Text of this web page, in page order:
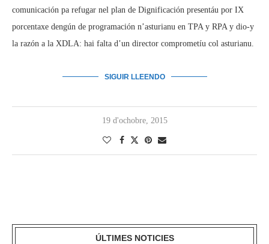
comunicación pa refugar nel plan de Dignificación presentáu por IX
porcentaxe dengún de programación n’asturianu en TPA y RPA y dio-y
la razón a la XDLA: hai falta d’un director comprometíu col asturianu.
SIGUIR LLEENDO
19 d'ochobre, 2015
ÚLTIMES NOTICIES